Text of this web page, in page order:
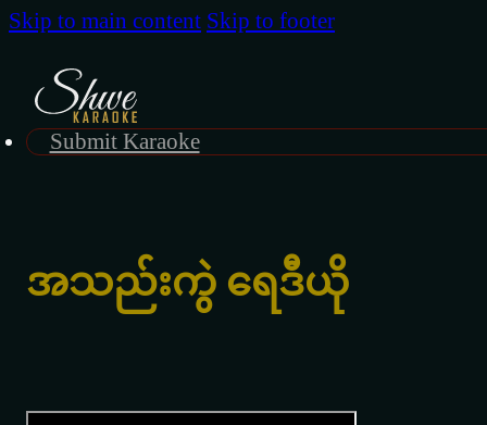
Skip to main content Skip to footer
Submit Karaoke
အသည်းကွဲ ရေဒီယို